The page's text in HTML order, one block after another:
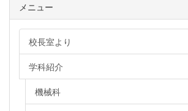
メニュー
校長室より
学科紹介
機械科